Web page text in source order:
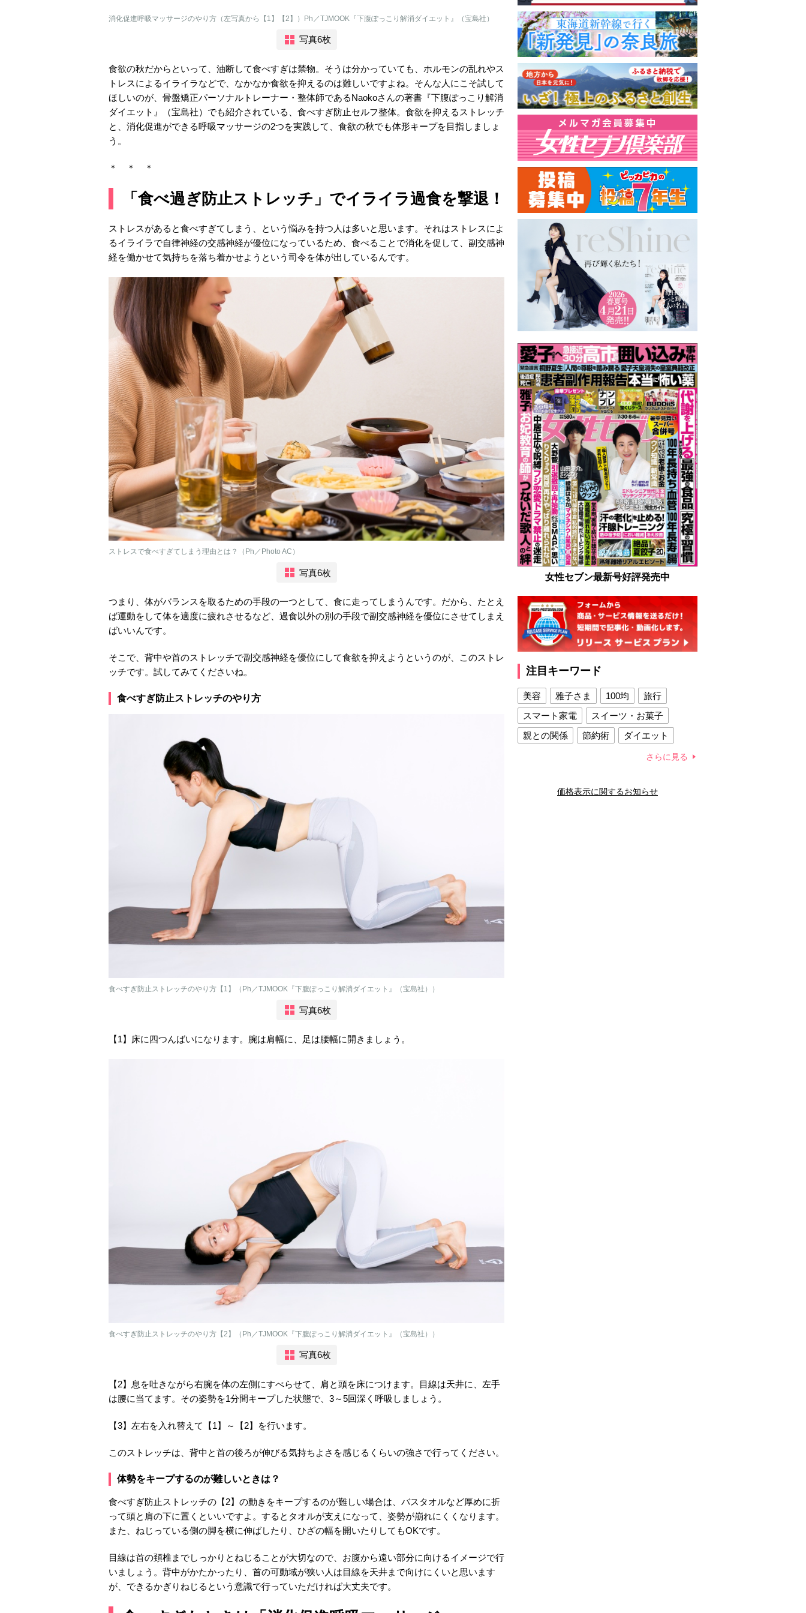
消化促進呼吸マッサージのやり方（左写真から【1】【2】）Ph／TJMOOK『下腹ぽっこり解消ダイエット』（宝島社）
写真6枚
食欲の秋だからといって、油断して食べすぎは禁物。そうは分かっていても、ホルモンの乱れやス
トレスによるイライラなどで、なかなか食欲を抑えるのは難しいですよね。そんな人にこそ試して
ほしいのが、骨盤矯正パーソナルトレーナー・整体師であるNaokoさんの著書『下腹ぽっこり解消
ダイエット』（宝島社）でも紹介されている、食べすぎ防止セルフ整体。食欲を抑えるストレッチ
と、消化促進ができる呼吸マッサージの2つを実践して、食欲の秋でも体形キープを目指しましょ
う。
＊ ＊ ＊
「食べ過ぎ防止ストレッチ」でイライラ過食を撃退！
ストレスがあると食べすぎてしまう、という悩みを持つ人は多いと思います。それはストレスによ
るイライラで自律神経の交感神経が優位になっているため、食べることで消化を促して、副交感神
経を働かせて気持ちを落ち着かせようという司令を体が出しているんです。
ストレスで食べすぎてしまう理由とは？（Ph／Photo AC）
写真6枚
つまり、体がバランスを取るための手段の一つとして、食に走ってしまうんです。だから、たとえ
ば運動をして体を適度に疲れさせるなど、過食以外の別の手段で副交感神経を優位にさせてしまえ
ばいいんです。
そこで、背中や首のストレッチで副交感神経を優位にして食欲を抑えようというのが、このストレ
ッチです。試してみてくださいね。
食べすぎ防止ストレッチのやり方
食べすぎ防止ストレッチのやり方【1】（Ph／TJMOOK『下腹ぽっこり解消ダイエット』（宝島社））
写真6枚
【1】床に四つんばいになります。腕は肩幅に、足は腰幅に開きましょう。
食べすぎ防止ストレッチのやり方【2】（Ph／TJMOOK『下腹ぽっこり解消ダイエット』（宝島社））
写真6枚
【2】息を吐きながら右腕を体の左側にすべらせて、肩と頭を床につけます。目線は天井に、左手
は腰に当てます。その姿勢を1分間キープした状態で、3～5回深く呼吸しましょう。
【3】左右を入れ替えて【1】～【2】を行います。
このストレッチは、背中と首の後ろが伸びる気持ちよさを感じるくらいの強さで行ってください。
体勢をキープするのが難しいときは？
食べすぎ防止ストレッチの【2】の動きをキープするのが難しい場合は、バスタオルなど厚めに折
って頭と肩の下に置くといいですよ。するとタオルが支えになって、姿勢が崩れにくくなります。
また、ねじっている側の脚を横に伸ばしたり、ひざの幅を開いたりしてもOKです。
目線は首の頚椎までしっかりとねじることが大切なので、お腹から遠い部分に向けるイメージで行
いましょう。背中がかたかったり、首の可動域が狭い人は目線を天井まで向けにくいと思います
が、できるかぎりねじるという意識で行っていただければ大丈夫です。
女性セブン最新号好評発売中
注目キーワード
美容 雅子さま 100均
旅行
スマート家電
スイーツ・お菓子
親との関係
節約術
ダイエット
夫との関係
新津春子 どか食い
さらに見る
価格表示に関するお知らせ